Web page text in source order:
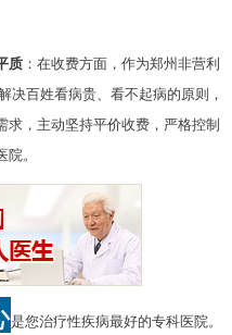
质 ：在收费方面，作为郑州非营利
决百姓看病贵、看不起病的原则，
，主动坚持平价收费，严格控制
。
是您治疗性疾病最好的专科医院。